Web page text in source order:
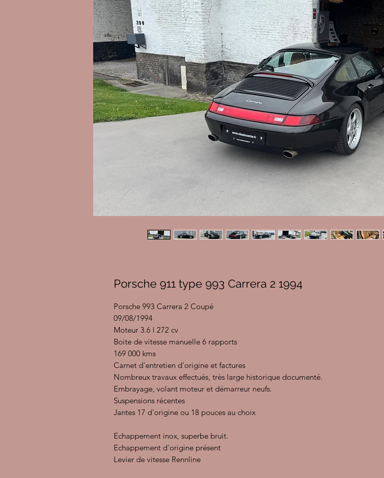
Porsche 911 type 993 Carrera 2 1994
Porsche 993 Carrera 2 Coupé
09/08/1994
Moteur 3.6 l 272 cv
Boite de vitesse manuelle 6 rapports
169 000 kms
Carnet d'entretien d'origine et factures
Nombreux travaux effectués, très large historique documenté.
Embrayage, volant moteur et démarreur neufs.
Suspensions récentes
Jantes 17 d'origine ou 18 pouces au choix
Echappement inox, superbe bruit.
Echappement d'origine présent
Levier de vitesse Rennline